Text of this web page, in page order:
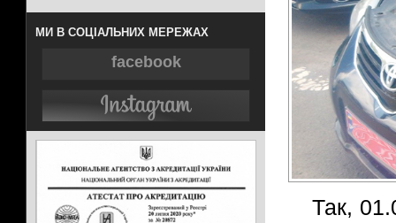
МИ В СОЦІАЛЬНИХ МЕРЕЖАХ
facebook
Так,